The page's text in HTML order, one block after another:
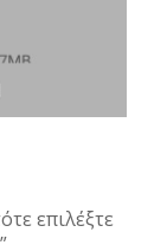
επιλέξτε